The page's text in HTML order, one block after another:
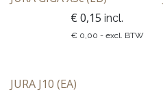
€ 0,15 incl.
€ 0,00 - excl. BTW
JURA J10 (EA)